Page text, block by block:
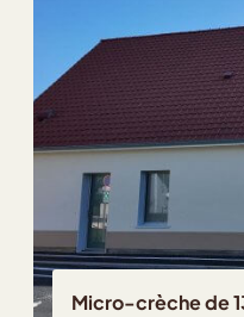
à St-Riquier (80)